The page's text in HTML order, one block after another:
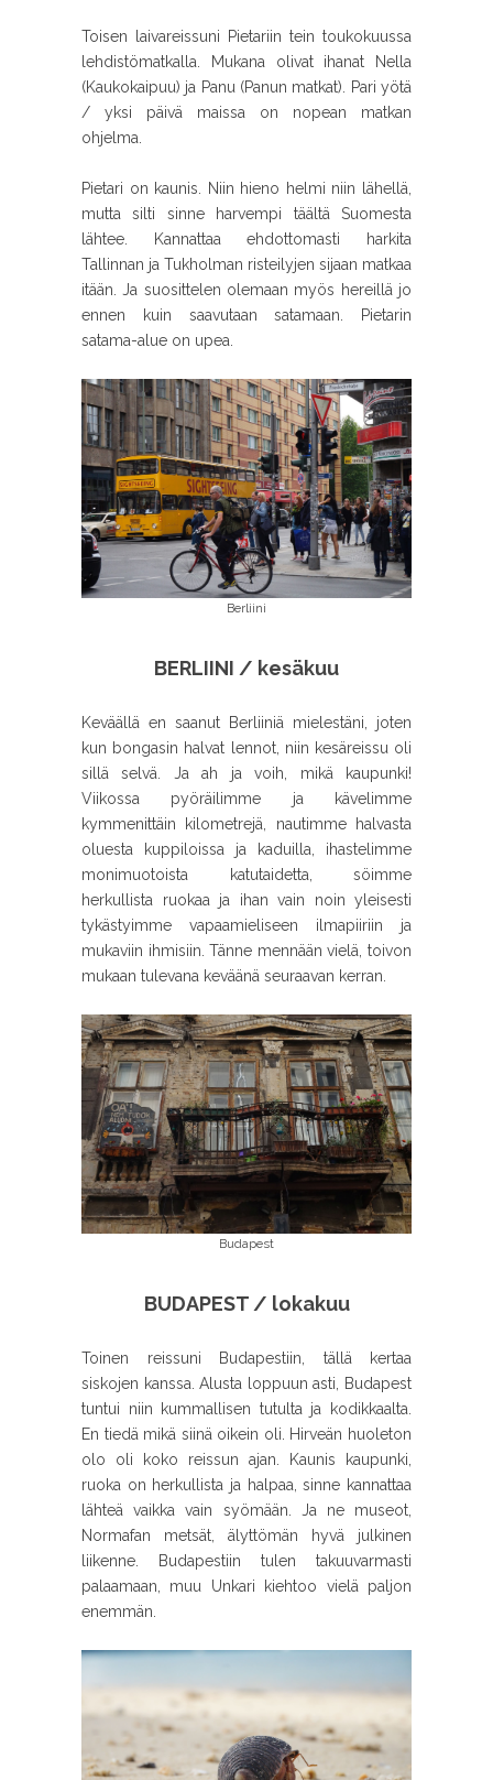
Toisen laivareissuni Pietariin tein toukokuussa
lehdistömatkalla. Mukana olivat ihanat Nella
(Kaukokaipuu) ja Panu (Panun matkat). Pari yötä
/ yksi päivä maissa on nopean matkan
ohjelma.
Pietari on kaunis. Niin hieno helmi niin lähellä,
mutta silti sinne harvempi täältä Suomesta
lähtee. Kannattaa ehdottomasti harkita
Tallinnan ja Tukholman risteilyjen sijaan matkaa
itään. Ja suosittelen olemaan myös hereillä jo
ennen kuin saavutaan satamaan. Pietarin
satama-alue on upea.
Berliini
BERLIINI / kesäkuu
Keväällä en saanut Berliiniä mielestäni, joten
kun bongasin halvat lennot, niin kesäreissu oli
sillä selvä. Ja ah ja voih, mikä kaupunki!
Viikossa pyöräilimme ja kävelimme
kymmenittäin kilometrejä, nautimme halvasta
oluesta kuppiloissa ja kaduilla, ihastelimme
monimuotoista katutaidetta, söimme
herkullista ruokaa ja ihan vain noin yleisesti
tykästyimme vapaamieliseen ilmapiiriin ja
mukaviin ihmisiin. Tänne mennään vielä, toivon
mukaan tulevana keväänä seuraavan kerran.
Budapest
BUDAPEST / lokakuu
Toinen reissuni Budapestiin, tällä kertaa
siskojen kanssa. Alusta loppuun asti, Budapest
tuntui niin kummallisen tutulta ja kodikkaalta.
En tiedä mikä siinä oikein oli. Hirveän huoleton
olo oli koko reissun ajan. Kaunis kaupunki,
ruoka on herkullista ja halpaa, sinne kannattaa
lähteä vaikka vain syömään. Ja ne museot,
Normafan metsät, älyttömän hyvä julkinen
liikenne. Budapestiin tulen takuuvarmasti
palaamaan, muu Unkari kiehtoo vielä paljon
enemmän.